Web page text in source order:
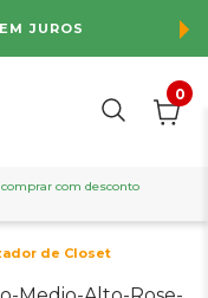
JUROS
0
com desconto
de Closet